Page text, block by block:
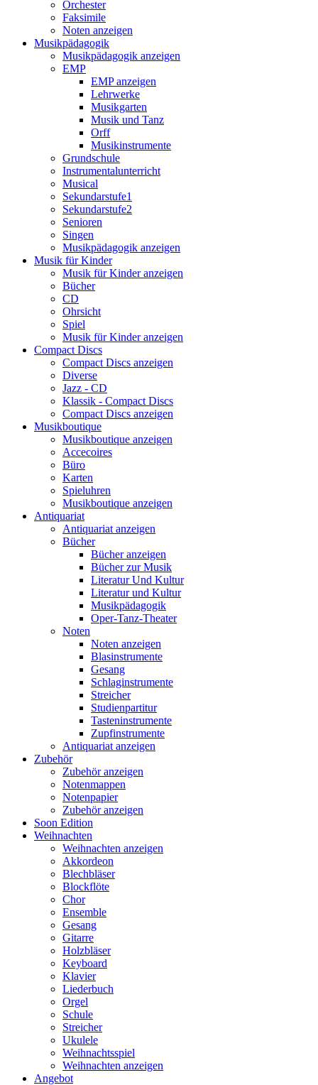
Orchester
Faksimile
Noten anzeigen
Musikpädagogik
Musikpädagogik anzeigen
EMP
EMP anzeigen
Lehrwerke
Musikgarten
Musik und Tanz
Orff
Musikinstrumente
Grundschule
Instrumentalunterricht
Musical
Sekundarstufe1
Sekundarstufe2
Senioren
Singen
Musikpädagogik anzeigen
Musik für Kinder
Musik für Kinder anzeigen
Bücher
CD
Ohrsicht
Spiel
Musik für Kinder anzeigen
Compact Discs
Compact Discs anzeigen
Diverse
Jazz - CD
Klassik - Compact Discs
Compact Discs anzeigen
Musikboutique
Musikboutique anzeigen
Accecoires
Büro
Karten
Spieluhren
Musikboutique anzeigen
Antiquariat
Antiquariat anzeigen
Bücher
Bücher anzeigen
Bücher zur Musik
Literatur Und Kultur
Literatur und Kultur
Musikpädagogik
Oper-Tanz-Theater
Noten
Noten anzeigen
Blasinstrumente
Gesang
Schlaginstrumente
Streicher
Studienpartitur
Tasteninstrumente
Zupfinstrumente
Antiquariat anzeigen
Zubehör
Zubehör anzeigen
Notenmappen
Notenpapier
Zubehör anzeigen
Soon Edition
Weihnachten
Weihnachten anzeigen
Akkordeon
Blechbläser
Blockflöte
Chor
Ensemble
Gesang
Gitarre
Holzbläser
Keyboard
Klavier
Liederbuch
Orgel
Schule
Streicher
Ukulele
Weihnachtsspiel
Weihnachten anzeigen
Angebot